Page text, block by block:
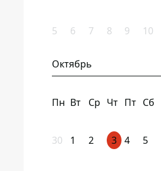
5 6 7 8 9 10
Октябрь
Пн Вт Ср Чт Пт Сб
30 1 2 3 4 5